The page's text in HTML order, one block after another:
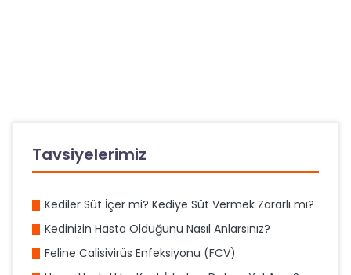
Tavsiyelerimiz
Kediler Süt İçer mi? Kediye Süt Vermek Zararlı mı?
Kedinizin Hasta Olduğunu Nasıl Anlarsınız?
Feline Calisivirüs Enfeksiyonu (FCV)